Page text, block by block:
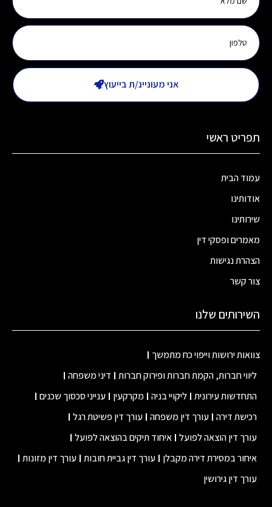
אני מעוניינ/ת בייעוץ
תפריט ראשי
עמוד הבית
אודותינו
שירותינו
מאמרים ופסקי דין
הצהרת נגישות
צור קשר
השירותים שלנו
צוואות ירושות וייפוי כח מתמשך
ליווי חברות, הקמת חברות ופירוק חברות
דיני משפחה
התחדשות עירונית ליקויי בניה מקרקעין
ענייני סכסוך שכנים
רכישת דירה עורך דין משפחה עורך דין פשיטת רגל
עורך דין הוצאה לפועל איחוד תיקים בהוצאה לפועל
איחור במסירת דירה מקבלן
עורך דין גביית חובות עורך דין מזונות
עורך דין גירושין